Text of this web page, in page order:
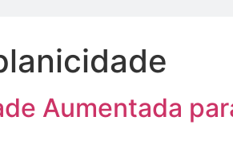
Aumentada